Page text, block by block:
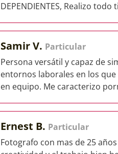
DEPENDIENTES, Realizo
Samir V. Particular
Persona versátil y capaz de
entornos laborales en los
en equipo. Me caracterizo
Ernest B. Particular
Fotografo con mas de 25